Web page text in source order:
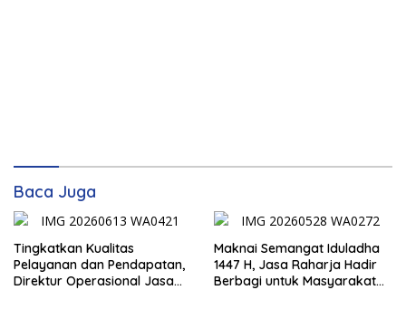
Baca Juga
Tingkatkan Kualitas
Pelayanan dan Pendapatan,
Direktur Operasional Jasa
Maknai Semangat Iduladha
1447 H, Jasa Raharja Hadir
Berbagi untuk Masyarakat